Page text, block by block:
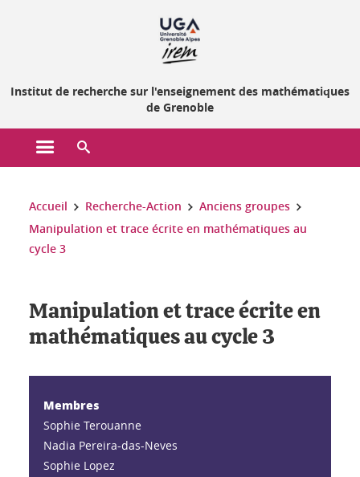
Institut de recherche sur l'enseignement des mathématiques
de Grenoble
Ouvrir le menu principal
Vous êtes ici :
Accueil Recherche-Action
Anciens groupes
Manipulation et trace écrite en mathématiques au
cycle 3
Manipulation et trace écrite en
mathématiques au cycle 3
Membres
Sophie Terouanne
Nadia Pereira-das-Neves
Sophie Lopez